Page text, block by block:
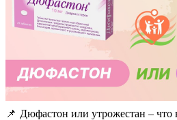
📌 Дюфастон или утрожестан – что